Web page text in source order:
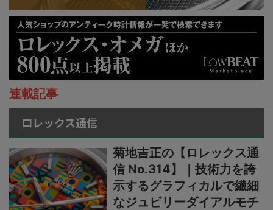
連載記事
ロレックス通信
菊地吉正の【ロレックス通
信 No.314】｜技術力を誇
示するグラフィカルで繊細
なジュビリーダイアルモチ